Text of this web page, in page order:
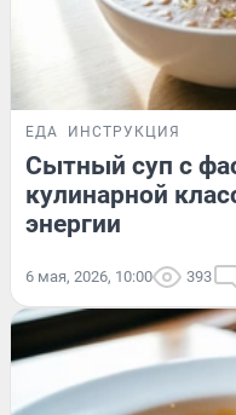
ЕДА ИНСТРУКЦИЯ
Сытный суп с
кулинарной
энергии
6 мая, 2026, 10:00 393